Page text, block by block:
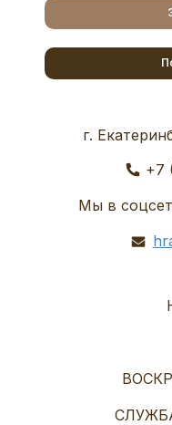
г.
+7
Мы в